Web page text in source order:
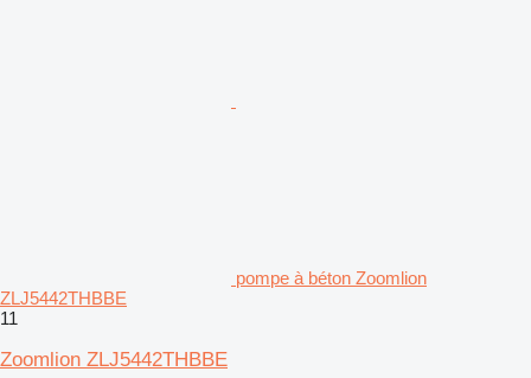
pompe à béton Zoomlion
ZLJ5442THBBE
11
Zoomlion ZLJ5442THBBE